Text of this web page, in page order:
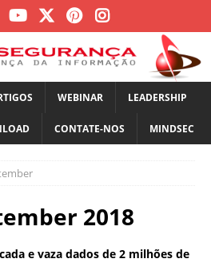
WEBINAR LEADERSHIP
CONTATE-NOS MINDSEC
2018
e vaza dados de 2 milhões de